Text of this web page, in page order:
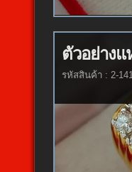
ตัวอย่างแ
รหัสสินค้า : 2-